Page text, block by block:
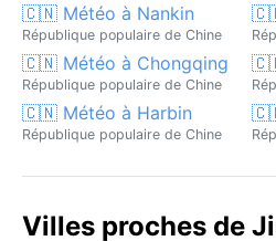
🇨🇳 Météo à Nankin
République populaire de Chine
🇨🇳 Météo à Chongqing
République populaire de Chine
🇨🇳 Météo à Harbin
République populaire de Chine
Villes proches de